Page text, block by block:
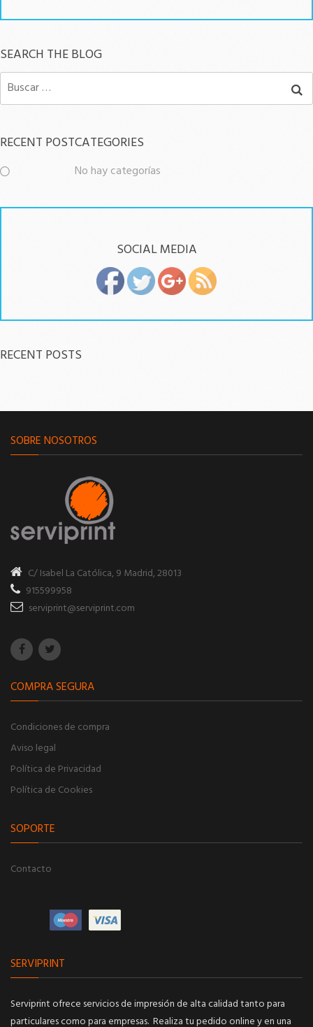
SEARCH THE BLOG
Buscar:
RECENT POSTCATEGORIES
No hay categorías
SOCIAL MEDIA
RECENT POSTS
SOBRE NOSOTROS
C/ Isabel La Católica, 9 Madrid, 28013
915599958
serviprint@serviprint.com
COMPRA SEGURA
Condiciones de compra
Aviso legal
Política de Privacidad
Política de Cookies
SOPORTE
Contacto
SERVIPRINT
Serviprint ofrece servicios de impresión de alta calidad tanto para
particulares como para empresas. Realiza tu pedido online y en una